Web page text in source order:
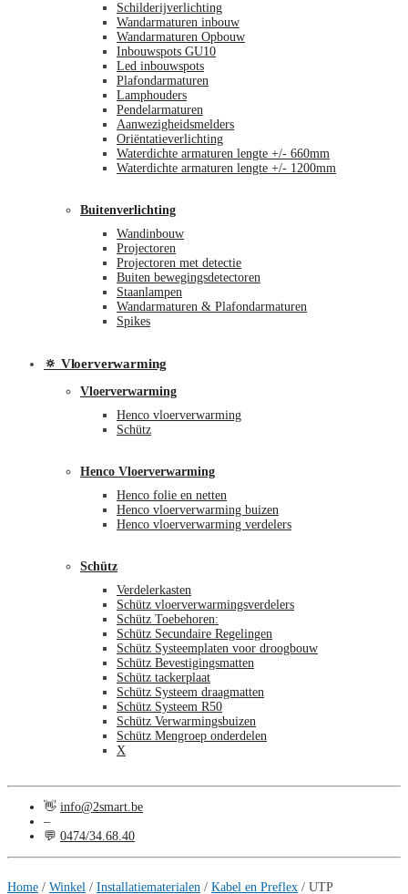
Schilderijverlichting
Wandarmaturen inbouw
Wandarmaturen Opbouw
Inbouwspots GU10
Led inbouwspots
Plafondarmaturen
Lamphouders
Pendelarmaturen
Aanwezigheidsmelders
Oriëntatieverlichting
Waterdichte armaturen lengte +/- 660mm
Waterdichte armaturen lengte +/- 1200mm
Buitenverlichting
Wandinbouw
Projectoren
Projectoren met detectie
Buiten bewegingsdetectoren
Staanlampen
Wandarmaturen & Plafondarmaturen
Spikes
🔅 Vloerverwarming
Vloerverwarming
Henco vloerverwarming
Schütz
Henco Vloerverwarming
Henco folie en netten
Henco vloerverwarming buizen
Henco vloerverwarming verdelers
Schütz
Verdelerkasten
Schütz vloerverwarmingsverdelers
Schütz Toebehoren:
Schütz Secundaire Regelingen
Schütz Systeemplaten voor droogbouw
Schütz Bevestigingsmatten
Schütz tackerplaat
Schütz Systeem draagmatten
Schütz Systeem R50
Schütz Verwarmingsbuizen
Schütz Mengroep onderdelen
X
👋 info@2smart.be
–
💬 0474/34.68.40
Home / Winkel / Installatiematerialen / Kabel en Preflex / UTP